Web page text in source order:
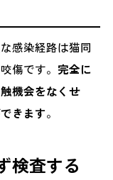
感染経路は猫同
傷です。 完全に
機会をなくせ
きます。
検査する